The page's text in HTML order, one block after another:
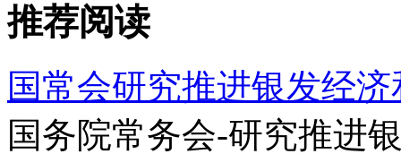
推荐阅读
国常会研究推进银发经
国务院常务会-研究推进